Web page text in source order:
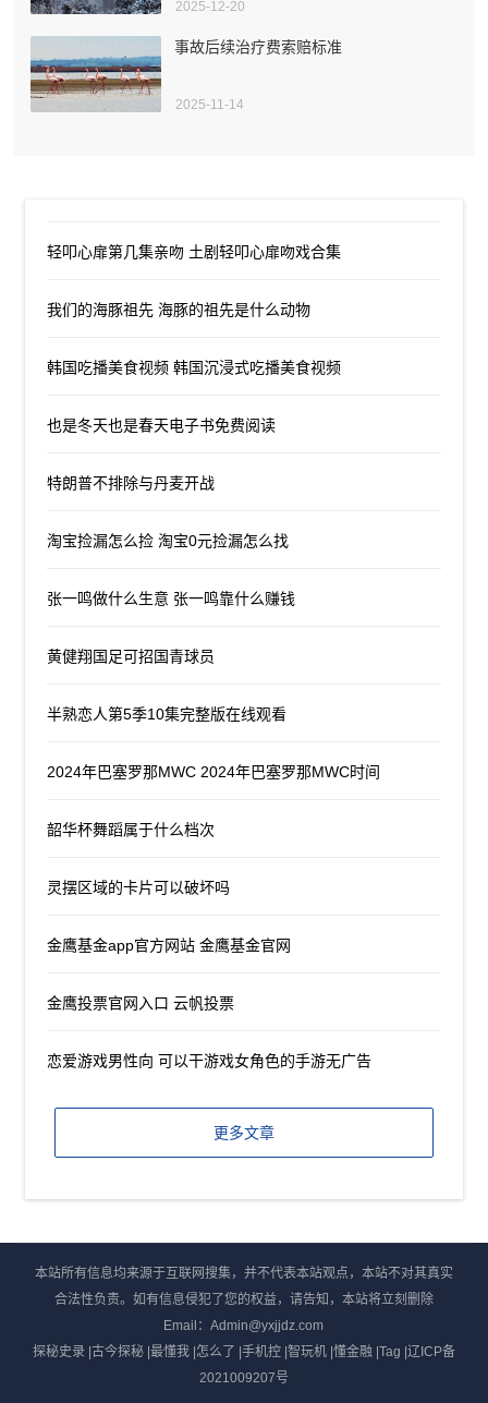
2025-12-20
事故后续治疗费索赔标准
2025-11-14
轻叩心扉第几集亲吻 土剧轻叩心扉吻戏合集
我们的海豚祖先 海豚的祖先是什么动物
韩国吃播美食视频 韩国沉浸式吃播美食视频
也是冬天也是春天电子书免费阅读
特朗普不排除与丹麦开战
淘宝捡漏怎么捡 淘宝0元捡漏怎么找
张一鸣做什么生意 张一鸣靠什么赚钱
黄健翔国足可招国青球员
半熟恋人第5季10集完整版在线观看
2024年巴塞罗那MWC 2024年巴塞罗那MWC时间
韶华杯舞蹈属于什么档次
灵摆区域的卡片可以破坏吗
金鹰基金app官方网站 金鹰基金官网
金鹰投票官网入口 云帆投票
恋爱游戏男性向 可以干游戏女角色的手游无广告
更多文章
本站所有信息均来源于互联网搜集，并不代表本站观点，本站不对其真实
合法性负责。如有信息侵犯了您的权益，请告知，本站将立刻删除
Email：Admin@yxjjdz.com
探秘史录|古今探秘|最懂我|怎么了 |手机控|智玩机|懂金融 |Tag |辽ICP备
2021009207号